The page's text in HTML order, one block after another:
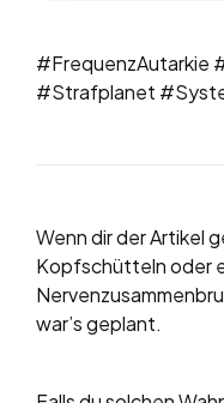
#FrequenzAutarkie
#Strafplanet
Wenn dir der Artikel
Kopfschütteln oder
war’s geplant.